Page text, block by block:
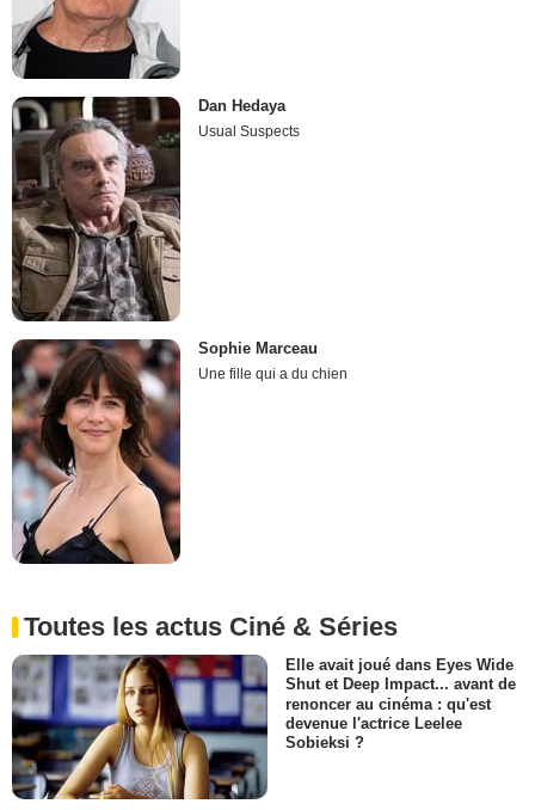
Dan Hedaya
Usual Suspects
Sophie Marceau
Une fille qui a du chien
Toutes les actus Ciné & Séries
Elle avait joué dans Eyes Wide
Shut et Deep Impact... avant de
renoncer au cinéma : qu'est
devenue l'actrice Leelee
Sobieksi ?